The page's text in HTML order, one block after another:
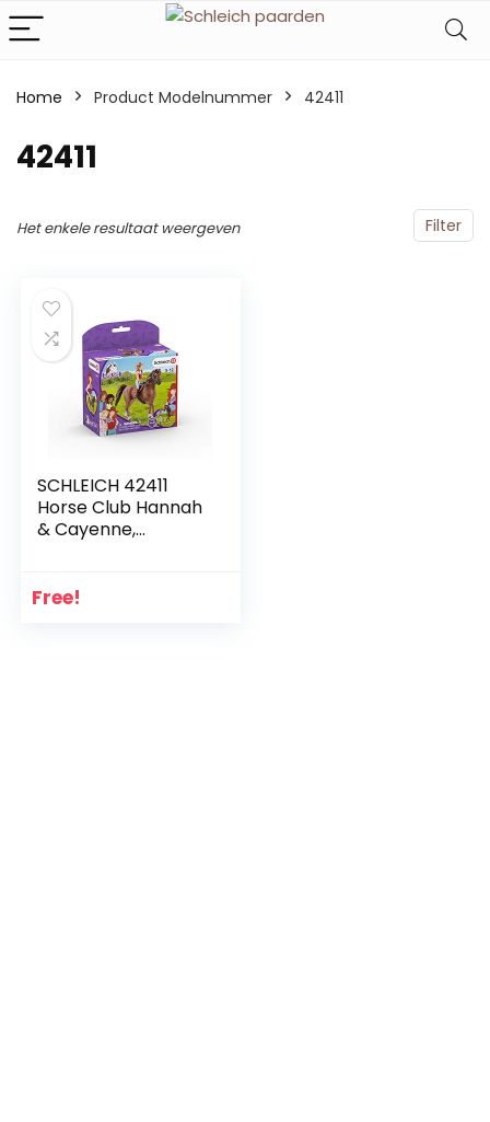
Home Product Modelnummer ‎42411
‎42411
Filter
Het enkele resultaat weergeven
SCHLEICH 42411
Horse Club Hannah
& Cayenne,
Free!